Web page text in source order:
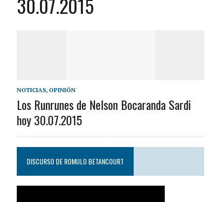
NOTICIAS, OPINIÓN
Los Runrunes de Nelson Bocaranda Sardi
hoy 30.07.2015
DISCURSO DE ROMULO BETANCOURT